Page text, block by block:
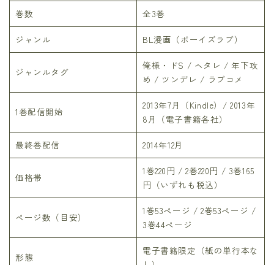
巻数 全3巻
ジャンル BL漫画（ボーイズラブ）
ジャンルタグ
俺様・ドS / ヘタレ / 年下攻
め / ツンデレ / ラブコメ
1巻配信開始
2013年7月（Kindle）/ 2013年
8月（電子書籍各社）
最終巻配信 2014年12月
価格帯
1巻220円 / 2巻220円 / 3巻165
円（いずれも税込）
ページ数（目安）
1巻53ページ / 2巻53ページ /
3巻44ページ
形態
電子書籍限定（紙の単行本な